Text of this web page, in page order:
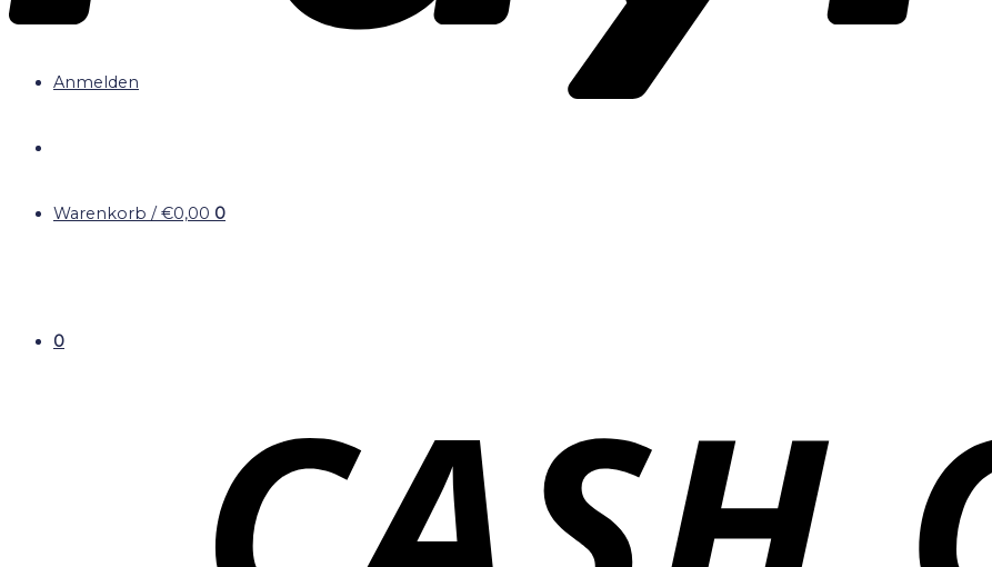
Anmelden
Warenkorb /€0,00 0
0